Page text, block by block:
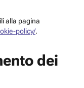
alla pagina
policy/.
dei